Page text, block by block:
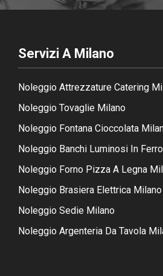
Servizi A Milano
Noleggio Attrezzature Catering
Noleggio Tovaglie Milano
Noleggio Fontana Cioccolata
Noleggio Banchi Luminosi In
Noleggio Forno Pizza A Legna
Noleggio Brasiera Elettrica Milano
Noleggio Sedie Milano
Noleggio Argenteria Da Tavola